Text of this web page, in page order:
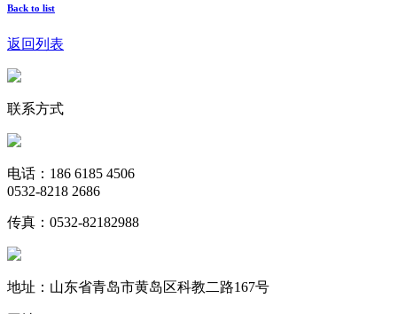
Back to list
返回列表
联系方式
电话：186 6185 4506
0532-8218 2686
传真：0532-82182988
地址：山东省青岛市黄岛区科教二路167号